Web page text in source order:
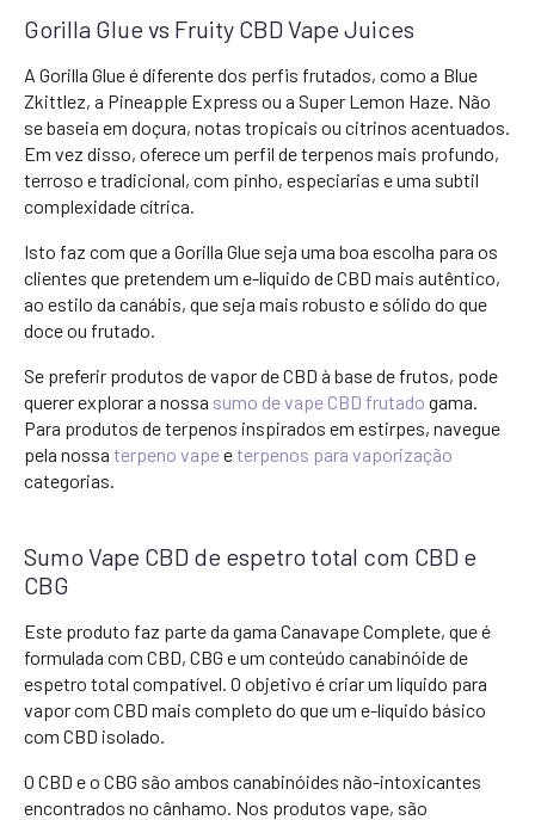
Gorilla Glue vs Fruity CBD Vape Juices
A Gorilla Glue é diferente dos perfis frutados, como a Blue
Zkittlez, a Pineapple Express ou a Super Lemon Haze. Não
se baseia em doçura, notas tropicais ou citrinos acentuados.
Em vez disso, oferece um perfil de terpenos mais profundo,
terroso e tradicional, com pinho, especiarias e uma subtil
complexidade cítrica.
Isto faz com que a Gorilla Glue seja uma boa escolha para os
clientes que pretendem um e-líquido de CBD mais autêntico,
ao estilo da canábis, que seja mais robusto e sólido do que
doce ou frutado.
Se preferir produtos de vapor de CBD à base de frutos, pode
querer explorar a nossa sumo de vape CBD frutado gama.
Para produtos de terpenos inspirados em estirpes, navegue
pela nossa terpeno vapeeterpenos para vaporização
categorias.
Sumo Vape CBD de espetro total com CBD e
CBG
Este produto faz parte da gama Canavape Complete, que é
formulada com CBD, CBG e um conteúdo canabinóide de
espetro total compatível. O objetivo é criar um líquido para
vapor com CBD mais completo do que um e-líquido básico
com CBD isolado.
O CBD e o CBG são ambos canabinóides não-intoxicantes
encontrados no cânhamo. Nos produtos vape, são